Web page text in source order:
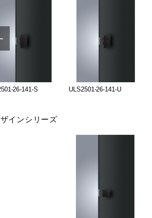
26-141-S ULS2501-26-141-U
インシリーズ